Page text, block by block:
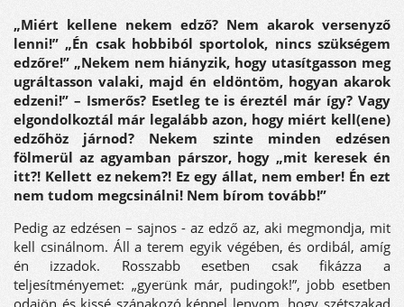
„Miért kellene nekem edző? Nem akarok versenyző
lenni!” „Én csak hobbiból sportolok, nincs szükségem
edzőre!” „Nekem nem hiányzik, hogy utasítgasson meg
ugráltasson valaki, majd én eldöntöm, hogyan akarok
edzeni!” – Ismerős? Esetleg te is éreztél már így? Vagy
elgondolkoztál már legalább azon, hogy miért kell(ene)
edzőhöz járnod? Nekem szinte minden edzésen
fölmerül az agyamban párszor, hogy „mit keresek én
itt?! Kellett ez nekem?! Ez egy állat, nem ember! Én ezt
nem tudom megcsinálni! Nem bírom tovább!”
Pedig az edzésen – sajnos - az edző az, aki megmondja, mit
kell csinálnom. Áll a terem egyik végében, és ordibál, amíg
én izzadok. Rosszabb esetben csak fikázza a
teljesítményemet: „gyerünk már, pudingok!”, jobb esetben
odajön és kissé szánakozó képpel lenyom, hogy szétszakad